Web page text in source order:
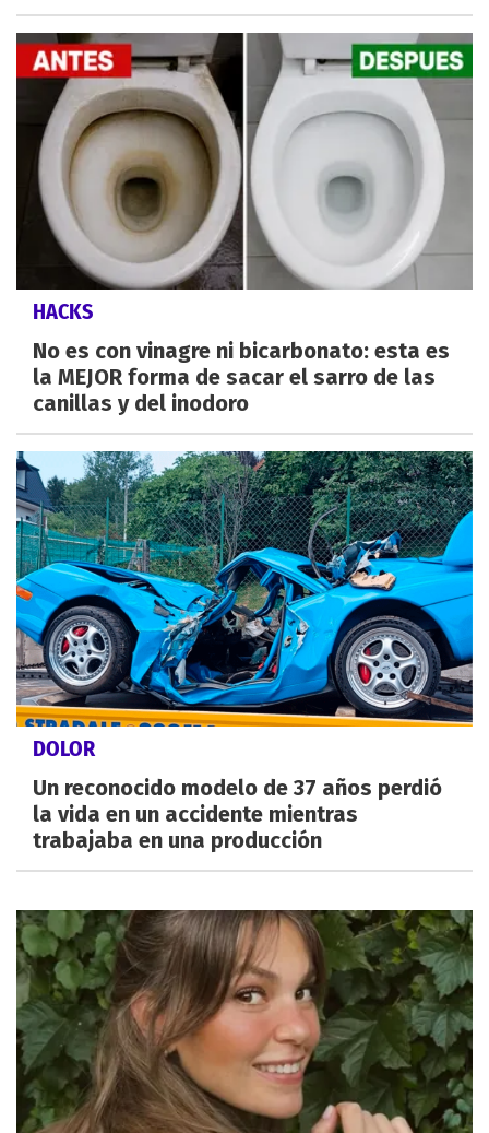
HACKS
No es con vinagre ni bicarbonato: esta es
la MEJOR forma de sacar el sarro de las
canillas y del inodoro
DOLOR
Un reconocido modelo de 37 años perdió
la vida en un accidente mientras
trabajaba en una producción